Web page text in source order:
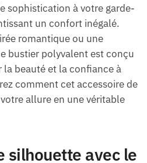
sophistication à votre garde-
un confort inégalé.
romantique ou une
bustier polyvalent est conçu
la beauté et la confiance à
comment cet accessoire de
allure en une véritable
silhouette avec le